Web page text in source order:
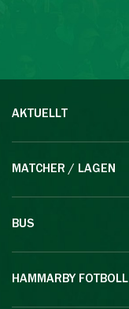
AKTUELLT
MATCHER / LAGEN
BUS
HAMMARBY FOTBOLL